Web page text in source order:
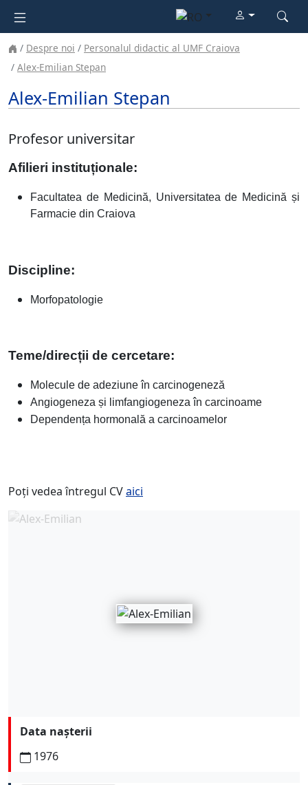
Despre noi
Personalul didactic al UMF Craiova
Alex-Emilian Stepan
Alex-Emilian Stepan
Profesor universitar
Afilieri instituționale:
Facultatea de Medicină, Universitatea de Medicină și
Farmacie din Craiova
Discipline:
Morfopatologie
Teme/direcții de cercetare:
Molecule de adeziune în carcinogeneză
Angiogeneza și limfangiogeneza în carcinoame
Dependența hormonală a carcinoamelor
Poți vedea întregul CVaici
Data nașterii
1976